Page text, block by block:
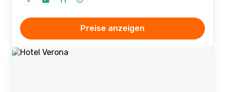
Preise anzeigen